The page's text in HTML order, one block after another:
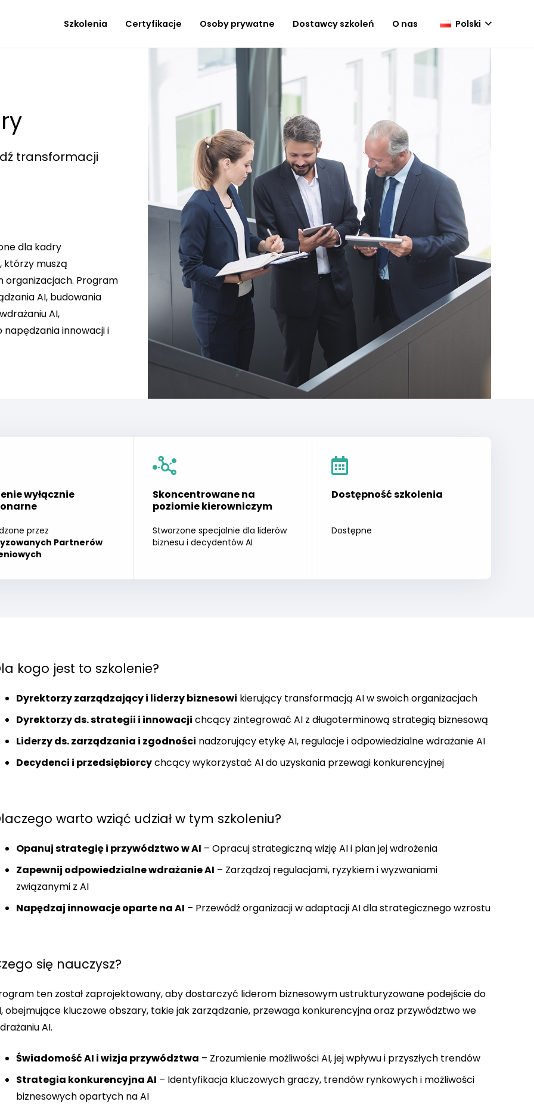
Szkolenia Certyfikacje Osoby prywatne Dostawcy szkoleń O nas Polski
transformacji
dla kadry
którzy muszą
organizacjach. Program
AI, budowania
AI,
innowacji i
wyłącznie
przez
Partnerów
Skoncentrowane na
poziomie kierowniczym
Stworzone specjalnie dla liderów
biznesu i decydentów AI
Dostępność szkolenia
Dostępne
kogo jest to szkolenie?
Dyrektorzy zarządzający i liderzy biznesowi kierujący transformacją AI w swoich organizacjach
Dyrektorzy ds. strategii i innowacji chcący zintegrować AI z długoterminową strategią biznesową
Liderzy ds. zarządzania i zgodności nadzorujący etykę AI, regulacje i odpowiedzialne wdrażanie AI
Decydenci i przedsiębiorcychcący wykorzystać AI do uzyskania przewagi konkurencyjnej
warto wziąć udział w tym szkoleniu?
Opanuj strategię i przywództwo w AI – Opracuj strategiczną wizję AI i plan jej wdrożenia
Zapewnij odpowiedzialne wdrażanie AI – Zarządzaj regulacjami, ryzykiem i wyzwaniami
związanymi z AI
Napędzaj innowacje oparte na AI – Przewódź organizacji w adaptacji AI dla strategicznego wzrostu
się nauczysz?
ten został zaprojektowany, aby dostarczyć liderom biznesowym ustrukturyzowane podejście do
obejmujące kluczowe obszary, takie jak zarządzanie, przewaga konkurencyjna oraz przywództwo we
AI.
Świadomość AI i wizja przywództwa – Zrozumienie możliwości AI, jej wpływu i przyszłych trendów
Strategia konkurencyjna AI – Identyfikacja kluczowych graczy, trendów rynkowych i możliwości
biznesowych opartych na AI